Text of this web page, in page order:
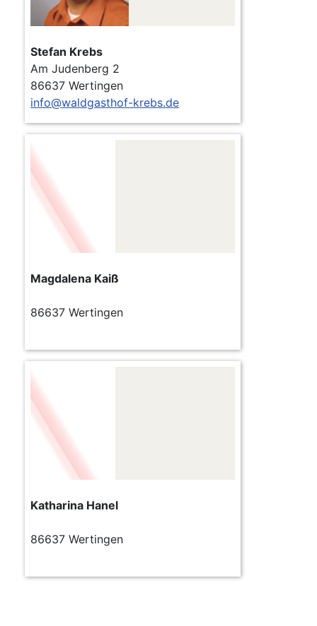
Stefan Krebs
Am Judenberg 2
86637 Wertingen
info@waldgasthof-krebs.de
Magdalena Kaiß
86637 Wertingen
Katharina Hanel
86637 Wertingen